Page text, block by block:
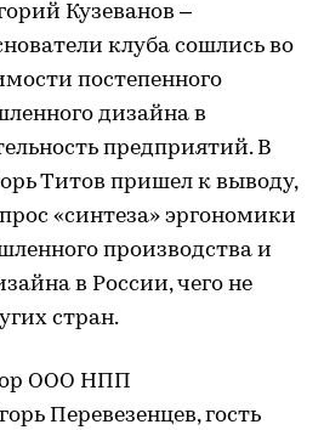
Кузеванов –
клуба сошлись во
постепенного
дизайна в
предприятий. В
Титов пришел к выводу,
«синтеза» эргономики
производства и
в России, чего не
стран.
ООО НПП
Перевезенцев, гость